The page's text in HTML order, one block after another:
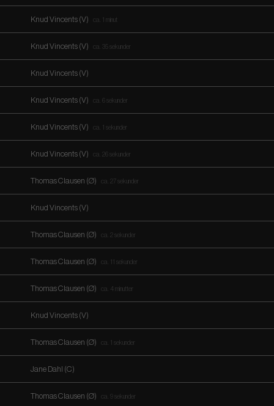
Knud Vincents (V) ca. 1 minut
Knud Vincents (V) ca. 35 sekunder
Knud Vincents (V)
Knud Vincents (V) ca. 6 sekunder
Knud Vincents (V) ca. 1 sekunder
Knud Vincents (V) ca. 26 sekunder
Thomas Clausen (Ø) ca. 27 sekunder
Knud Vincents (V)
Thomas Clausen (Ø) ca. 2 sekunder
Thomas Clausen (Ø) ca. 11 sekunder
Thomas Clausen (Ø) ca. 4 minutter
Knud Vincents (V)
Thomas Clausen (Ø) ca. 1 sekunder
Jane Dahl (C)
Thomas Clausen (Ø) ca. 9 sekunder